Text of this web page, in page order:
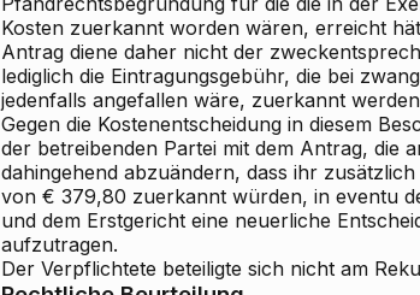
Kosten zuerkannt worden wären, erreicht
Antrag diene daher nicht der
lediglich die Eintragungsgebühr, die bei
jedenfalls angefallen wäre, zuerkannt
Gegen die Kostenentscheidung in diesem
der betreibenden Partei mit dem Antrag, die
dahingehend abzuändern, dass ihr
von € 379,80 zuerkannt würden, in eventu
und dem Erstgericht eine neuerliche
aufzutragen.
Der Verpflichtete beteiligte sich nicht am